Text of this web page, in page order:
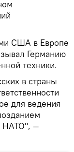
США в Европе
Германию
техники.
в страны
для ведения
НАТО", —